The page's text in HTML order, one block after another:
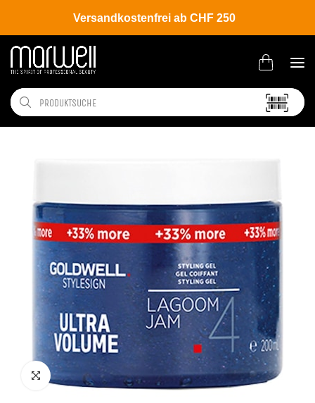
Versandkostenfrei ab CHF 250
Shop Brands Goldwell